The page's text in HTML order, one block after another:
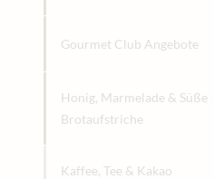
Gourmet Club Angebote
Honig, Marmelade & Süße
Brotaufstriche
Kaffee, Tee & Kakao